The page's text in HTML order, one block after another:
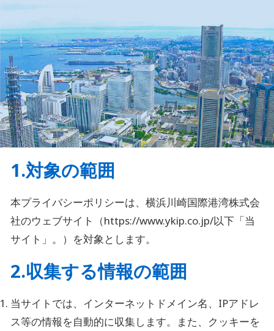
1.対象の範囲
本プライバシーポリシーは、横浜川崎国際港湾株式会
社のウェブサイト（https://www.ykip.co.jp/以下「当
サイト」。）を対象とします。
2.収集する情報の範囲
当サイトでは、インターネットドメイン名、IPアドレ
ス等の情報を自動的に収集します。また、クッキーを